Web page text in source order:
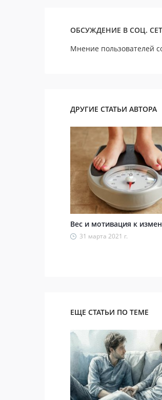
ОБСУЖДЕНИЕ В СОЦ.
Мнение пользователей
ДРУГИЕ СТАТЬИ АВТОРА
Вес и мотивация к
31 марта 2021 г.
ЕЩЕ СТАТЬИ ПО ТЕМЕ